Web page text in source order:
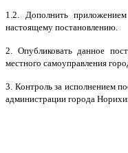
1.2. Дополнить
настоящему постановлению.
2. Опубликовать данное
местного самоуправления
3. Контроль за исполнением
администрации города